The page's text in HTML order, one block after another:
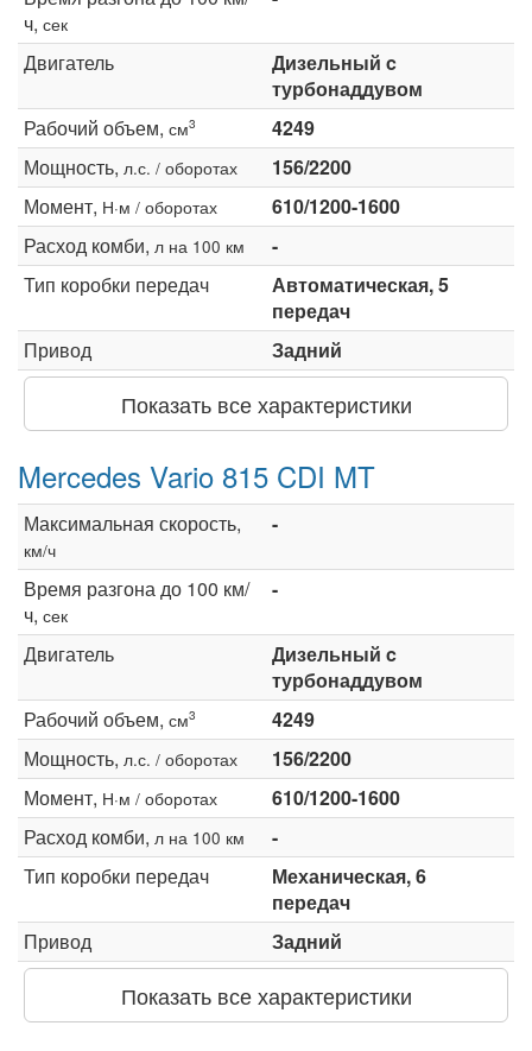
ч, сек
Двигатель
Дизельный c
турбонаддувом
Рабочий объем, см3
4249
Мощность, л.с. / оборотах
156/2200
Момент, Н·м / оборотах
610/1200-1600
Расход комби, л на 100 км
-
Тип коробки передач
Автоматическая, 5
передач
Привод
Задний
Показать все характеристики
Mercedes Vario 815 CDI MT
Максимальная скорость,
км/ч
-
Время разгона до 100 км/
ч, сек
-
Двигатель
Дизельный c
турбонаддувом
Рабочий объем, см3
4249
Мощность, л.с. / оборотах
156/2200
Момент, Н·м / оборотах
610/1200-1600
Расход комби, л на 100 км
-
Тип коробки передач
Механическая, 6
передач
Привод
Задний
Показать все характеристики